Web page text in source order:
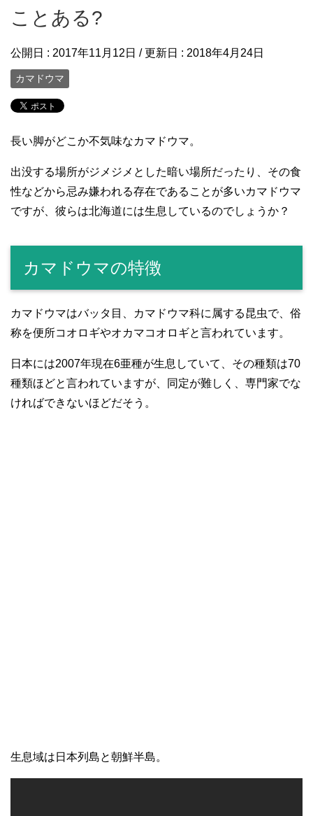
ことある?
公開日 : 2017年11月12日 / 更新日 : 2018年4月24日
カマドウマ
長い脚がどこか不気味なカマドウマ。
出没する場所がジメジメとした暗い場所だったり、その食
性などから忌み嫌われる存在であることが多いカマドウマ
ですが、彼らは北海道には生息しているのでしょうか？
カマドウマの特徴
カマドウマはバッタ目、カマドウマ科に属する昆虫で、俗
称を便所コオロギやオカマコオロギと言われています。
日本には2007年現在6亜種が生息していて、その種類は70
種類ほどと言われていますが、同定が難しく、専門家でな
ければできないほどだそう。
生息域は日本列島と朝鮮半島。